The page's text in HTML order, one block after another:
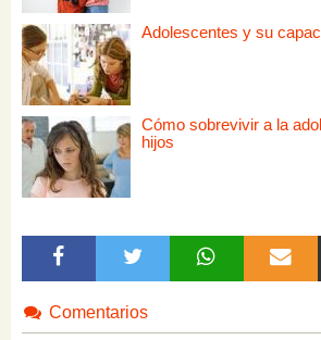
Adolescentes y su
Cómo sobrevivir a la
hijos
Comentarios